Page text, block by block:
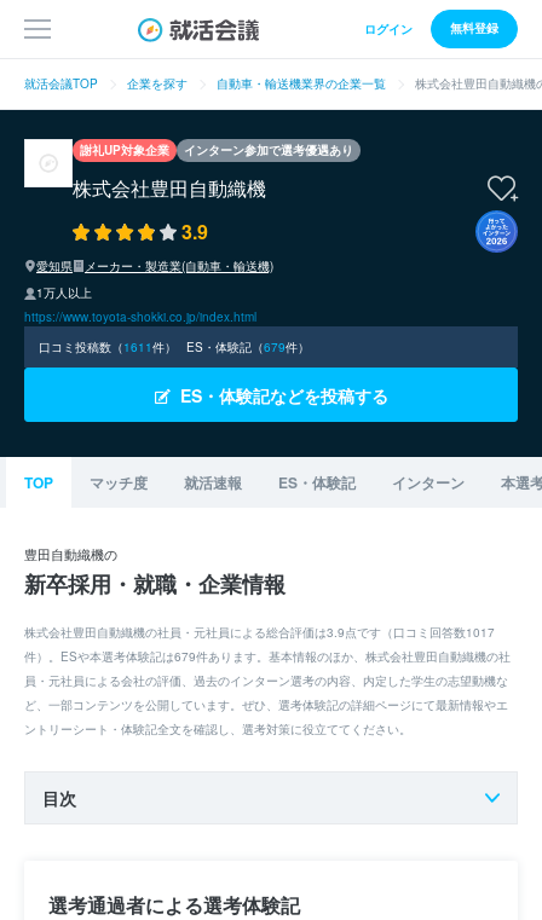
ログイン 無料登録
就活会議TOP 企業を探す 自動車・輸送機業界の企業一覧 株式会社豊田自動織機
謝礼UP対象企業 インターン参加で選考優遇あり
株式会社豊田自動織機
3.9
愛知県
メーカー・製造業(自動車・輸送機)
1万人以上
https://www.toyota-shokki.co.jp/index.html
口コミ投稿数（1611件） ES・体験記（679件）
ES・体験記などを投稿する
TOP マッチ度 就活速報 ES・体験記 インターン 本選
豊田自動織機の
新卒採用・就職・企業情報
株式会社豊田自動織機の社員・元社員による総合評価は3.9点です（口コミ回答数1017
件）。ESや本選考体験記は679件あります。基本情報のほか、株式会社豊田自動織機の社
員・元社員による会社の評価、過去のインターン選考の内容、内定した学生の志望動機な
ど、一部コンテンツを公開しています。ぜひ、選考体験記の詳細ページにて最新情報やエ
ントリーシート・体験記全文を確認し、選考対策に役立ててください。
目次
選考通過者による選考体験記